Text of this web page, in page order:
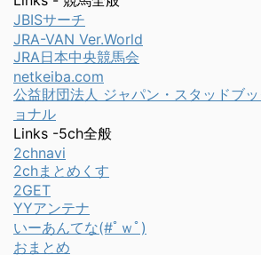
JBISサーチ
JRA-VAN Ver.World
JRA日本中央競馬会
netkeiba.com
公益財団法人 ジャパン・スタッドブ
ョナル
Links -5ch全般
2chnavi
2chまとめくす
2GET
YYアンテナ
いーあんてな(#ﾟｗﾟ)
おまとめ